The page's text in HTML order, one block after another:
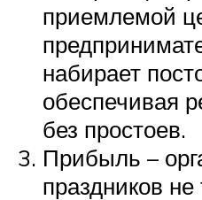
приемлемой
набирает
обеспечивая
без простоев.
Прибыль –
праздников